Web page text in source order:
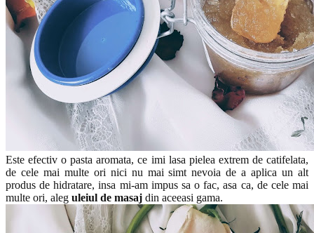
Este efectiv o pasta aromata, ce imi lasa pielea extrem de catifelata,
de cele mai multe ori nici nu mai simt nevoia de a aplica un alt
produs de hidratare, insa mi-am impus sa o fac, asa ca, de cele mai
multe ori, aleg uleiul de masaj din aceeasi gama.